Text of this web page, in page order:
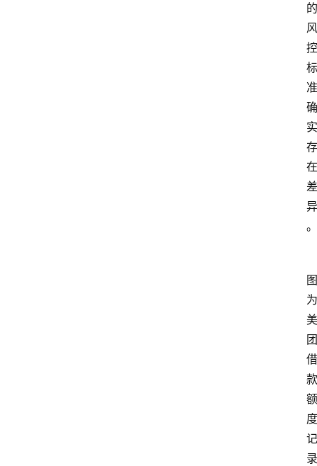
的
风
控
标
准
确
实
存
在
差
异
。
图
为
美
团
借
款
额
度
记
录